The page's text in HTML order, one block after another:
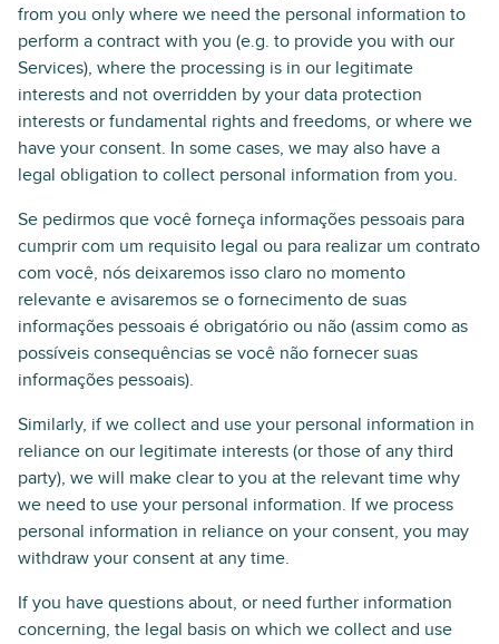
from you only where we need the personal information to
perform a contract with you (e.g. to provide you with our
Services), where the processing is in our legitimate
interests and not overridden by your data protection
interests or fundamental rights and freedoms, or where we
have your consent. In some cases, we may also have a
legal obligation to collect personal information from you.
Se pedirmos que você forneça informações pessoais para
cumprir com um requisito legal ou para realizar um contrato
com você, nós deixaremos isso claro no momento
relevante e avisaremos se o fornecimento de suas
informações pessoais é obrigatório ou não (assim como as
possíveis consequências se você não fornecer suas
informações pessoais).
Similarly, if we collect and use your personal information in
reliance on our legitimate interests (or those of any third
party), we will make clear to you at the relevant time why
we need to use your personal information. If we process
personal information in reliance on your consent, you may
withdraw your consent at any time.
If you have questions about, or need further information
concerning, the legal basis on which we collect and use